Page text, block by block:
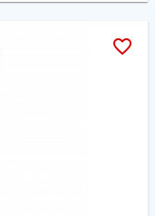
favorite_border